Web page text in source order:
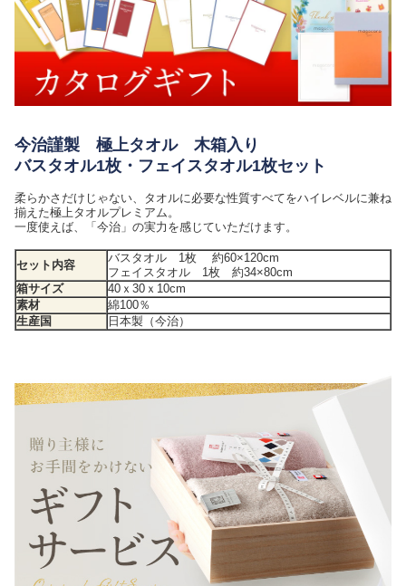
今治謹製 極上タオル 木箱入り
バスタオル1枚・フェイスタオル1枚セット
柔らかさだけじゃない、タオルに必要な性質すべてをハイレベルに兼ね
揃えた極上タオルプレミアム。
一度使えば、「今治」の実力を感じていただけます。
セット内容
バスタオル 1枚 約60×120cm
フェイスタオル 1枚 約34×80cm
箱サイズ
40ｘ30ｘ10cm
素材
綿100％
生産国
日本製（今治）